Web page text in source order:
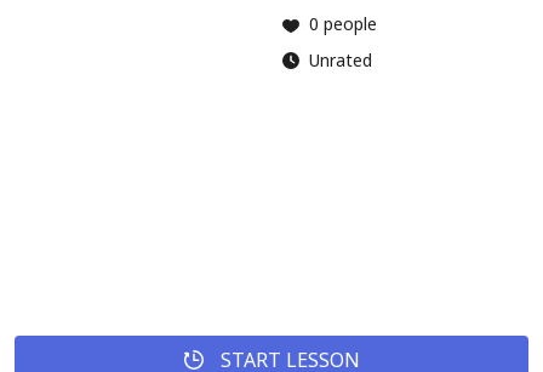
0 people
Unrated
START LESSON